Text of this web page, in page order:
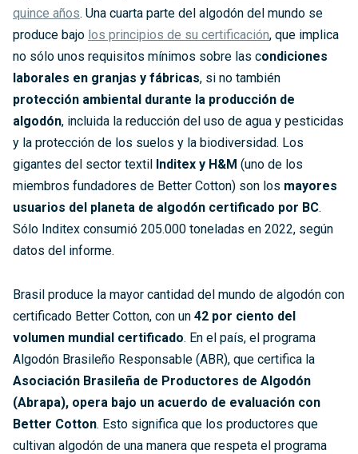
quince años. Una cuarta parte del algodón del mundo se
produce bajo los principios de su certificación, que implica
no sólo unos requisitos mínimos sobre las condiciones
laborales en granjas y fábricas, si no también
protección ambiental durante la producción de
algodón, incluida la reducción del uso de agua y pesticidas
y la protección de los suelos y la biodiversidad. Los
gigantes del sector textil Inditex y H&M (uno de los
miembros fundadores de Better Cotton) son los mayores
usuarios del planeta de algodón certificado por BC.
Sólo Inditex consumió 205.000 toneladas en 2022, según
datos del informe.
Brasil produce la mayor cantidad del mundo de algodón con
certificado Better Cotton, con un 42 por ciento del
volumen mundial certificado. En el país, el programa
Algodón Brasileño Responsable (ABR), que certifica la
Asociación Brasileña de Productores de Algodón
(Abrapa), opera bajo un acuerdo de evaluación con
Better Cotton. Esto significa que los productores que
cultivan algodón de una manera que respeta el programa